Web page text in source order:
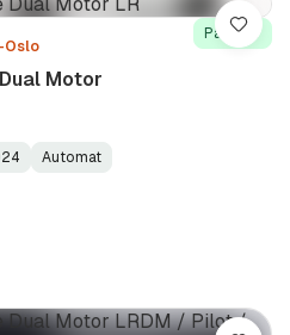
Oslo
På lager
Motor
Automat
Lagre